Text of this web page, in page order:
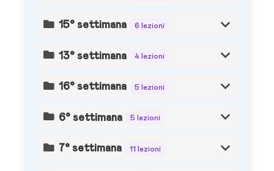
15° settimana 6 lezioni
13° settimana 4 lezioni
16° settimana 5 lezioni
6° settimana 5 lezioni
7° settimana 11 lezioni